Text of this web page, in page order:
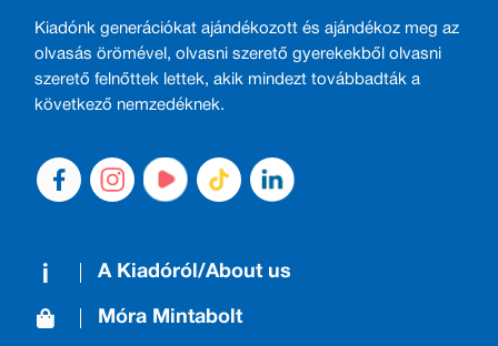
Kiadónk generációkat ajándékozott és ajándékoz meg az
olvasás örömével, olvasni szerető gyerekekből olvasni
szerető felnőttek lettek, akik mindezt továbbadták a
következő nemzedéknek.
A Kiadóról/About us
Móra Mintabolt